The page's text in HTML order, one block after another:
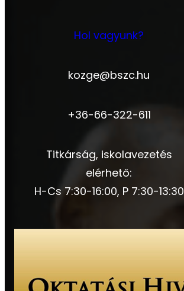
Hol vagyunk?
kozge@bszc.hu
+36-66-322-611
Titkárság, iskolavezetés
elérhető:
H-Cs 7:30-16:00, P 7:30-13:30